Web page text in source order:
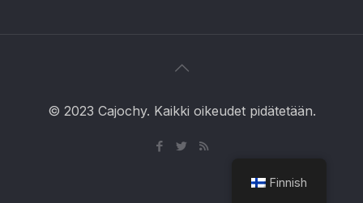
© 2023 Cajochy. Kaikki oikeudet pidätetään.
Finnish